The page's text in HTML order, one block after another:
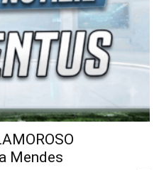
Mendes